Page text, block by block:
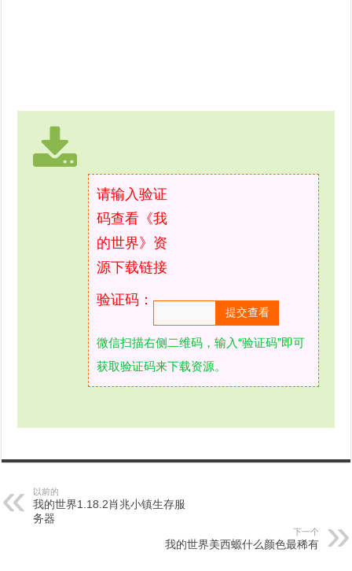
请输入验证
码查看《我
的世界》资
源下载链接
验证码：
微信扫描右侧二维码，输入“验证码”即可
获取验证码来下载资源。
以前的
我的世界1.18.2肖兆小镇生存服
务器
下一个
我的世界美西螈什么颜色最稀有